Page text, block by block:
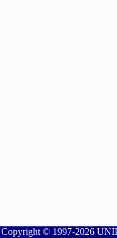
Copyright © 1997-2026